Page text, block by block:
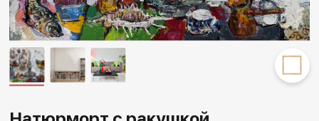
События Контакты
Другие проекты